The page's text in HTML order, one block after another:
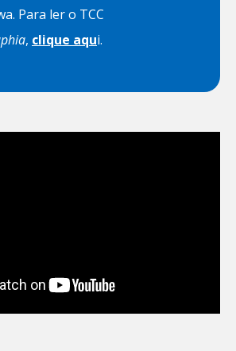
Para ler o TCC
, clique aqui.